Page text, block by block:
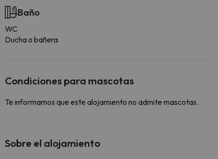
Baño
WC
Ducha o bañera
Condiciones para mascotas
Te informamos que este alojamiento no admite mascotas.
Sobre el alojamiento